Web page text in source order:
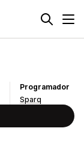
Programador
Sparq